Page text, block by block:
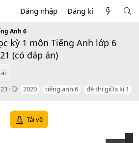
Đăng nhập Đăng kí
Anh 6
kỳ 1 môn Tiếng Anh lớp 6
(có đáp án)
T
s
2020 tiếng anh 6 đề thi giữa kì 1
Tải về